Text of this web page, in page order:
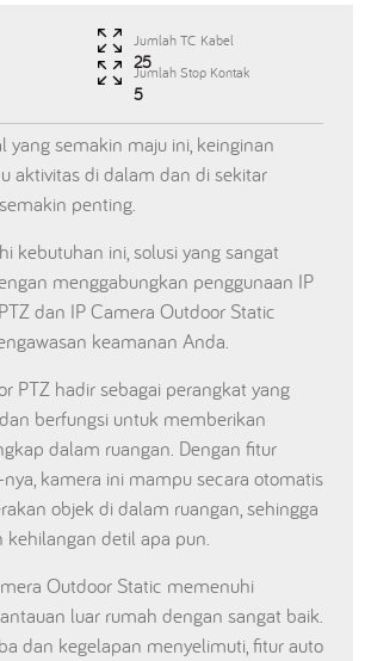
Jumlah TC Kabel
25
Jumlah Stop Kontak
5
yang semakin maju ini, keinginan
aktivitas di dalam dan di sekitar
penting.
kebutuhan ini, solusi yang sangat
menggabungkan penggunaan IP
dan IP Camera Outdoor Static
keamanan Anda.
PTZ hadir sebagai perangkat yang
berfungsi untuk memberikan
dalam ruangan. Dengan fitur
kamera ini mampu secara otomatis
objek di dalam ruangan, sehingga
detil apa pun.
Outdoor Static memenuhi
luar rumah dengan sangat baik.
dan kegelapan menyelimuti, fitur auto